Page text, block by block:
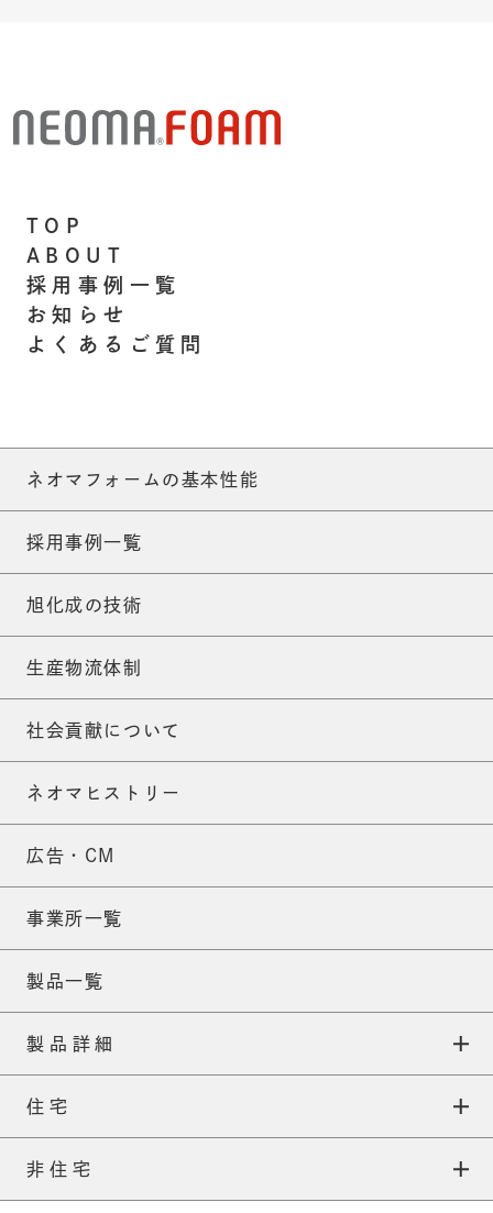
TOP
ABOUT
採用事例一覧
お知らせ
よくあるご質問
ネオマフォームの基本性能
採用事例一覧
旭化成の技術
生産物流体制
社会貢献について
ネオマヒストリー
広告・CM
事業所一覧
製品一覧
製品詳細
ネオマフォーム
ネオマ耐火スパンウォール
住宅
住宅TOP
非住宅